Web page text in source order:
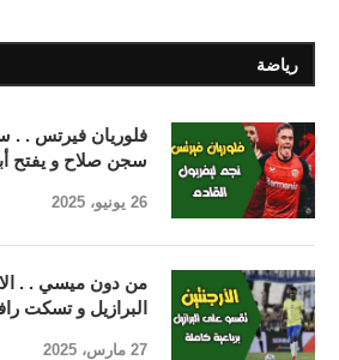
رياضة
فلوريان فيرتس . .
سجن صلاح و يفتح
26 يونيو، 2025
من دون ميسي . .
البرازيل و تسكت
27 مارس، 2025